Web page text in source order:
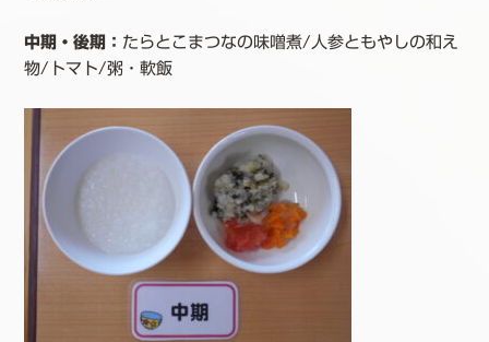
中期・後期 ： たらとこまつなの味噌煮/人参ともやしの和え
物/トマト/粥・軟飯